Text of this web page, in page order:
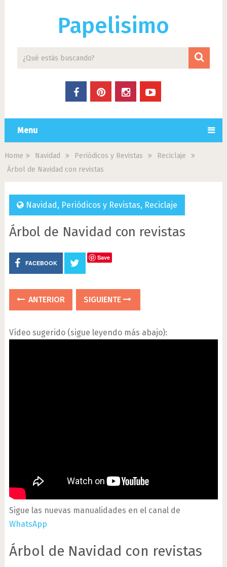
Papelisimo
Menu
Home Navidad Periódicos y Revistas
Reciclaje
Árbol de Navidad con revistas
Navidad, Periódicos y Revistas, Reciclaje
Árbol de Navidad con revistas
FACEBOOK
Save
ANTERIOR SIGUIENTE
Vídeo sugerido (sigue leyendo más abajo):
Sigue las nuevas manualidades en el canal de
WhatsApp
Árbol de Navidad con revistas